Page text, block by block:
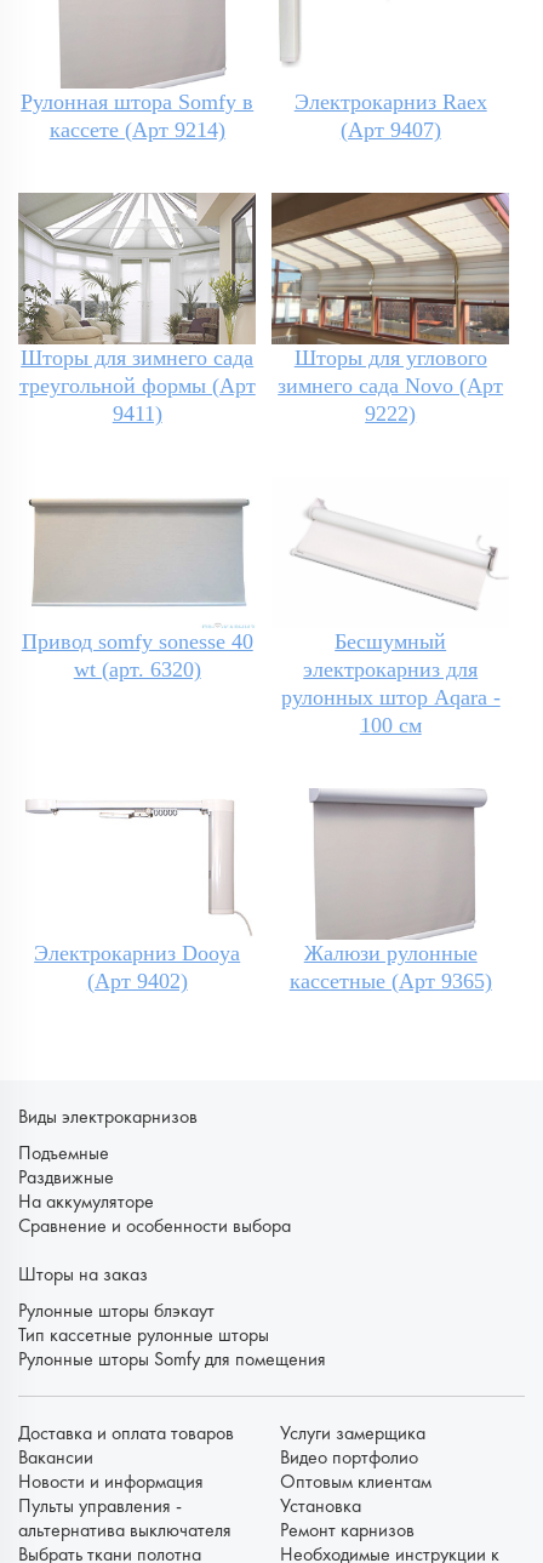
Рулонная штора Somfy в
кассете (Арт 9214)
Электрокарниз Raex
(Арт 9407)
Шторы для зимнего сада
треугольной формы (Арт
9411)
Шторы для углового
зимнего сада Novo (Арт
9222)
Привод somfy sonesse 40
wt (арт. 6320)
Бесшумный
электрокарниз для
рулонных штор Aqara -
100 см
Электрокарниз Dooya
(Арт 9402)
Жалюзи рулонные
кассетные (Арт 9365)
Виды электрокарнизов
Подъемные
Раздвижные
На аккумуляторе
Сравнение и особенности выбора
Шторы на заказ
Рулонные шторы блэкаут
Тип кассетные рулонные шторы
Рулонные шторы Somfy для помещения
Доставка и оплата товаров
Вакансии
Новости и информация
Пульты управления -
альтернатива выключателя
Выбрать ткани полотна
Услуги замерщика
Видео портфолио
Оптовым клиентам
Установка
Ремонт карнизов
Необходимые инструкции к